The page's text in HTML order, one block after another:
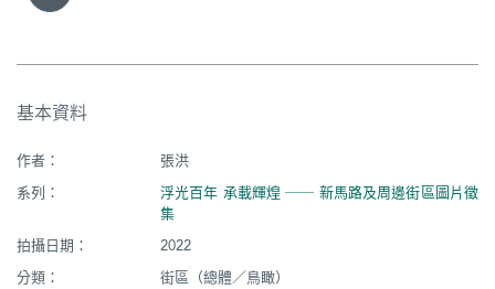
基本資料
作者：
張洪
系列：
浮光百年 承載輝煌 ── 新馬路及周邊街區圖片徵
集
拍攝日期：
2022
分類：
街區（總體／鳥瞰）